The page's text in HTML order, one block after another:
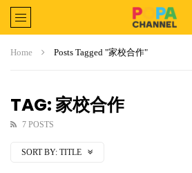
Home Posts Tagged "家校合作"
TAG: 家校合作
7 POSTS
SORT BY: TITLE